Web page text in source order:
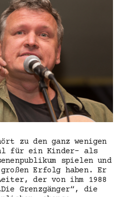
zu den ganz wenigen
für ein Kinder- als
spielen und
Erfolg haben. Er
der von ihm 1988
Grenzgänger“, die